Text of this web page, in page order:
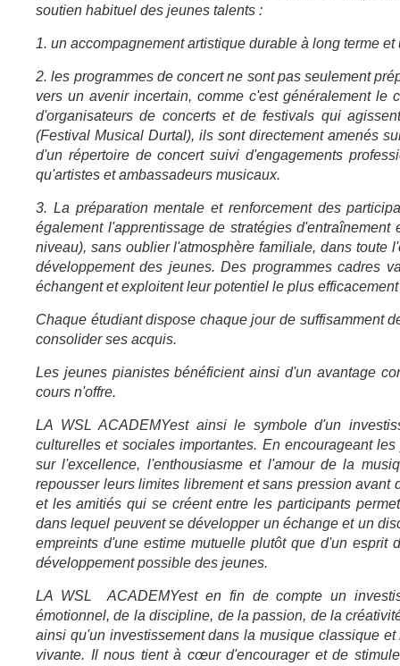
soutien habituel des jeunes talents :
1. un accompagnement artistique durable à long terme
2. les programmes de concert ne sont pas seulement
vers un avenir incertain, comme c'est généralement
d'organisateurs de concerts et de festivals qui
(Festival Musical Durtal), ils sont directement amenés
d'un répertoire de concert suivi d'engagements
qu'artistes et ambassadeurs musicaux.
3. La préparation mentale et renforcement des
également l'apprentissage de stratégies
niveau), sans oublier l'atmosphère familiale, dans toute
développement des jeunes. Des programmes cadres
échangent et exploitent leur potentiel le plus
Chaque étudiant dispose chaque jour de suffisamment
consolider ses acquis.
Les jeunes pianistes bénéficient ainsi d'un avantage
cours n'offre.
LA WSL ACADEMYest ainsi le symbole d'un
culturelles et sociales importantes. En encourageant
sur l'excellence, l'enthousiasme et l'amour de la
repousser leurs limites librement et sans pression
et les amitiés qui se créent entre les participants
dans lequel peuvent se développer un échange et un
empreints d'une estime mutuelle plutôt que d'un
développement possible des jeunes.
LA WSL ACADEMYest en fin de compte un
émotionnel, de la discipline, de la passion, de la
ainsi qu'un investissement dans la musique classique
vivante. Il nous tient à cœur d'encourager et de